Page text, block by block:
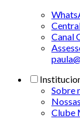
Canal
Sobre
Clube